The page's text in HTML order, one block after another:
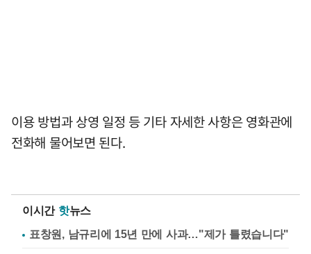
이용 방법과 상영 일정 등 기타 자세한 사항은 영화관에
전화해 물어보면 된다.
이시간 핫뉴스
표창원, 남규리에 15년 만에 사과…"제가 틀렸습니다"